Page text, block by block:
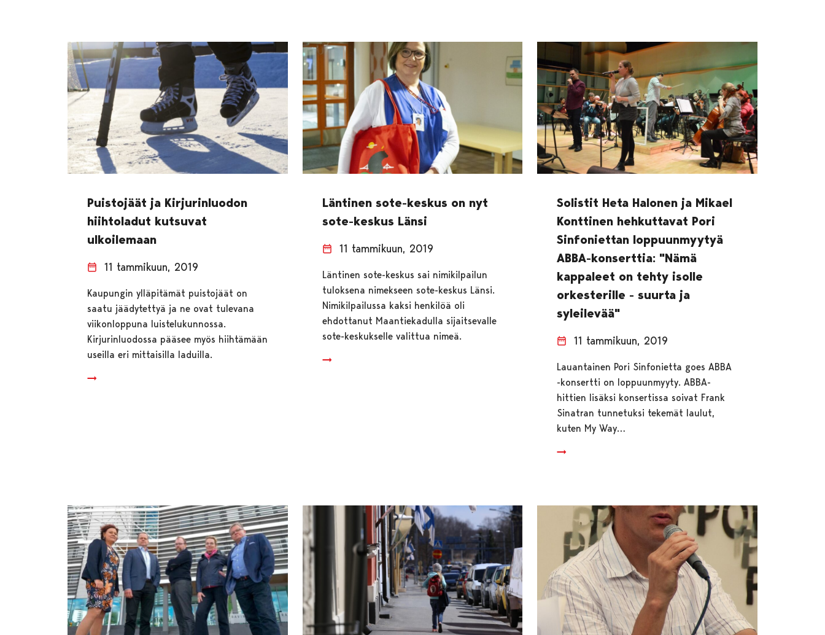
Puistojäät ja Kirjurinluodon
hiihtoladut kutsuvat
ulkoilemaan
11 tammikuun, 2019
Kaupungin ylläpitämät puistojäät on
saatu jäädytettyä ja ne ovat tulevana
viikonloppuna luistelukunnossa.
Kirjurinluodossa pääsee myös hiihtämään
useilla eri mittaisilla laduilla.
Läntinen sote-keskus on nyt
sote-keskus Länsi
11 tammikuun, 2019
Läntinen sote-keskus sai nimikilpailun
tuloksena nimekseen sote-keskus Länsi.
Nimikilpailussa kaksi henkilöä oli
ehdottanut Maantiekadulla sijaitsevalle
sote-keskukselle valittua nimeä.
Solistit Heta Halonen ja Mikael
Konttinen hehkuttavat Pori
Sinfoniettan loppuunmyytyä
ABBA-konserttia: "Nämä
kappaleet on tehty isolle
orkesterille - suurta ja
syleilevää"
11 tammikuun, 2019
Lauantainen Pori Sinfonietta goes ABBA
-konsertti on loppuunmyyty. ABBA-
hittien lisäksi konsertissa soivat Frank
Sinatran tunnetuksi tekemät laulut,
kuten My Way…